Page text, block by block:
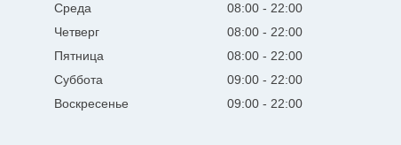
Среда
08:00
22:00
Четверг
08:00
22:00
Пятница
08:00
22:00
Суббота
09:00
22:00
Воскресенье
09:00 22:00